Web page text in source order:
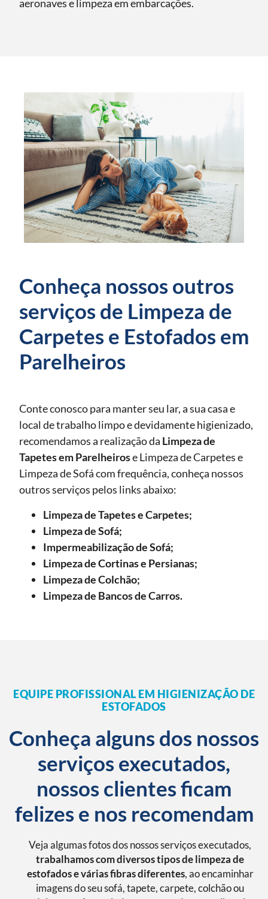
aeronaves e limpeza em embarcações.
Conheça nossos outros
serviços de Limpeza de
Carpetes e Estofados em
Parelheiros
Conte conosco para manter seu lar, a sua casa e
local de trabalho limpo e devidamente higienizado,
recomendamos a realização da Limpeza de
Tapetesem Parelheirose Limpeza de Carpetes e
Limpeza de Sofá com frequência, conheça nossos
outros serviços pelos links abaixo:
Limpeza de Tapetes e Carpetes;
Limpeza de Sofá;
Impermeabilização de Sofá;
Limpeza de Cortinas e Persianas;
Limpeza de Colchão;
Limpeza de Bancos de Carros.
EQUIPE PROFISSIONAL EM HIGIENIZAÇÃO DE
ESTOFADOS
Conheça alguns dos nossos
serviços executados,
nossos clientes ficam
felizes e nos recomendam
Veja algumas fotos dos nossos serviços executados,
trabalhamos com diversos tipos de limpeza de
estofados e várias fibras diferentes, ao encaminhar
imagens do seu sofá, tapete, carpete, colchão ou